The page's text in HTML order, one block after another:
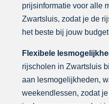
prijsinformatie voor alle
Zwartsluis, zodat je de
het beste bij jouw
Flexibele
rijscholen in Zwartsluis
aan lesmogelijkheden,
weekendlessen, zodat